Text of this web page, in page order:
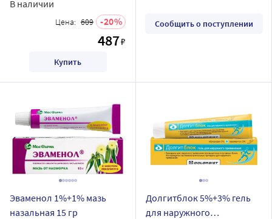
В наличии
Цена: 609 20
487₽
Купить
Сообщить о поступлении
Эваменол 1%+1% мазь
назальная 15 гр
Долгитблок 5%+3% гель
для наружного